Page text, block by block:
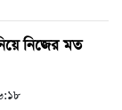
নিজের মত